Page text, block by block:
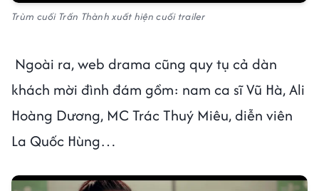
Trùm cuối Trấn Thành xuất hiện cuối trailer
Ngoài ra, web drama cũng quy tụ cả dàn
khách mời đình đám gồm: nam ca sĩ Vũ Hà, Ali
Hoàng Dương, MC Trác Thuý Miêu, diễn viên
La Quốc Hùng…